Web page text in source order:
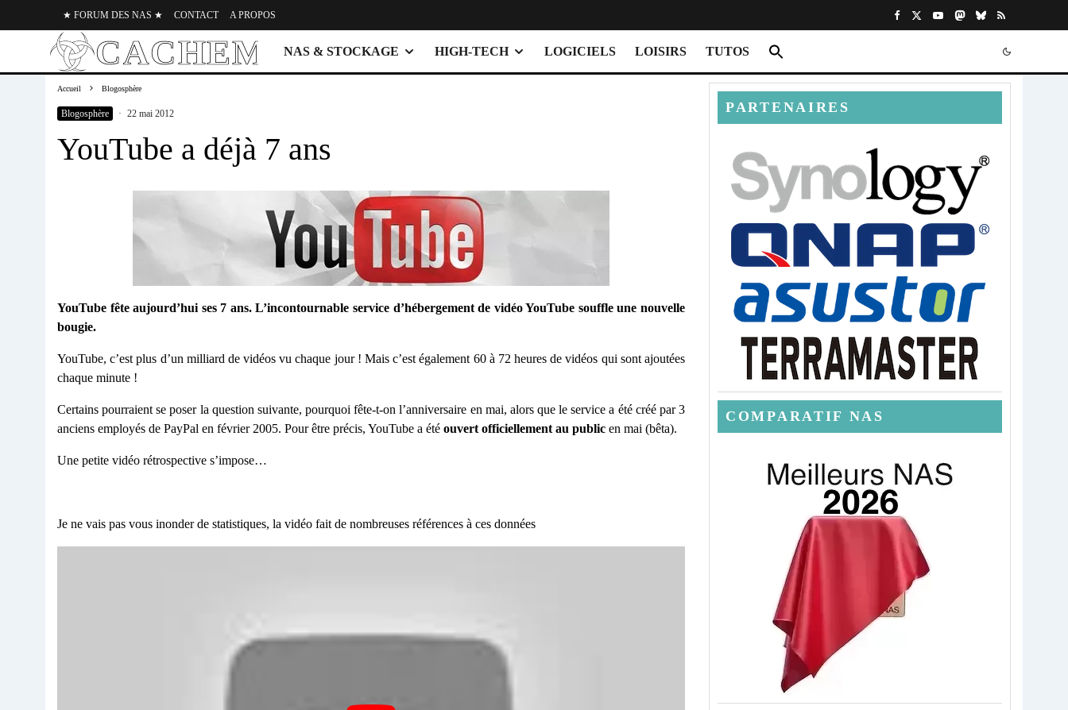
★ FORUM DES NAS ★ CONTACT A PROPOS
NAS & STOCKAGE HIGH-TECH LOGICIELS LOISIRS TUTOS
Accueil Blogosphère
Blogosphère · 22 mai 2012
YouTube a déjà 7 ans
YouTube fête aujourd’hui ses 7 ans. L’incontournable service d’hébergement de vidéo YouTube souffle une nouvelle
bougie.
YouTube, c’est plus d’un milliard de vidéos vu chaque jour ! Mais c’est également 60 à 72 heures de vidéos qui sont ajoutées
chaque minute !
Certains pourraient se poser la question suivante, pourquoi fête-t-on l’anniversaire en mai, alors que le service a été créé par 3
anciens employés de PayPal en février 2005. Pour être précis, YouTube a été ouvert officiellement au public en mai (bêta).
Une petite vidéo rétrospective s’impose…
Je ne vais pas vous inonder de statistiques, la vidéo fait de nombreuses références à ces données
PARTENAIRES
COMPARATIF NAS